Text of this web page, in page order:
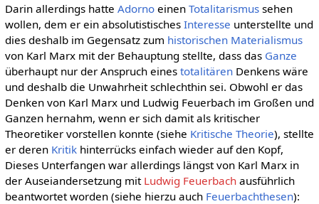
Darin allerdings hatte Adornoeinen Totalitarismussehen
wollen, dem er ein absolutistisches Interesse unterstellte und
dies deshalb im Gegensatz zum historischen Materialismus
von Karl Marx mit der Behauptung stellte, dass das Ganze
überhaupt nur der Anspruch eines totalitärenDenkens wäre
und deshalb die Unwahrheit schlechthin sei. Obwohl er das
Denken von Karl Marx und Ludwig Feuerbach im Großen und
Ganzen hernahm, wenn er sich damit als kritischer
Theoretiker vorstellen konnte (siehe Kritische Theorie), stellte
er deren Kritikhinterrücks einfach wieder auf den Kopf,
Dieses Unterfangen war allerdings längst von Karl Marx in
der Auseiandersetzung mit Ludwig Feuerbachausführlich
beantwortet worden (siehe hierzu auch Feuerbachthesen):